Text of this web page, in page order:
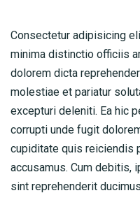
Consectetur adipisicing
minima distinctio officiis
dolorem dicta
molestiae et pariatur
excepturi deleniti. Ea hic
corrupti unde fugit
cupiditate quis reiciendis
accusamus. Cum debitis,
sint reprehenderit